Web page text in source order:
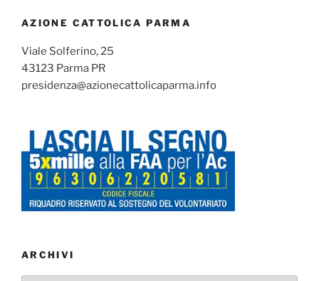
AZIONE CATTOLICA PARMA
Viale Solferino, 25
43123 Parma PR
presidenza@azionecattolicaparma.info
ARCHIVI